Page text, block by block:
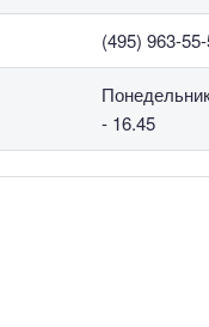
(495) 963-
- 16.45